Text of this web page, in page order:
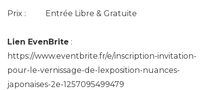
Prix : Entrée Libre & Gratuite
Lien EvenBrite :
https://www.eventbrite.fr/e/inscription-invitation-
pour-le-vernissage-de-lexposition-nuances-
japonaises-2e-1257095499479